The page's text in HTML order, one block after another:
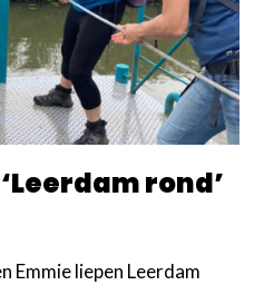
rond’
Emmie liepen Leerdam